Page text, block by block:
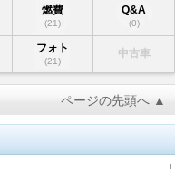
燃費
(21)
Q&A
(0)
フォト
(21)
中古車
ページの先頭へ ▲